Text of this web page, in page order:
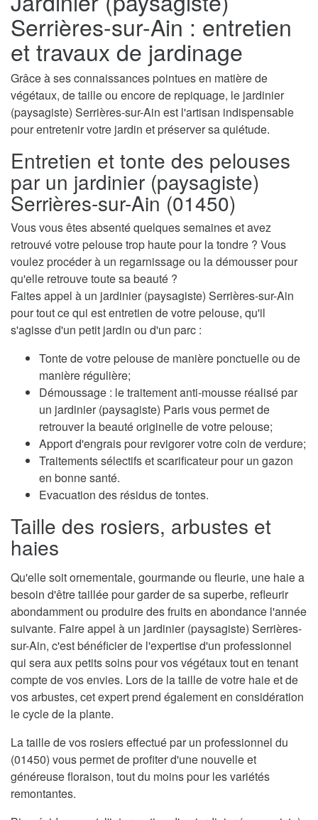
Serrières-sur-Ain : entretien
et travaux de jardinage
Grâce à ses connaissances pointues en matière de
végétaux, de taille ou encore de repiquage, le jardinier
(paysagiste) Serrières-sur-Ain est l'artisan indispensable
pour entretenir votre jardin et préserver sa quiétude.
Entretien et tonte des pelouses
par un jardinier (paysagiste)
Serrières-sur-Ain (01450)
Vous vous êtes absenté quelques semaines et avez
retrouvé votre pelouse trop haute pour la tondre ? Vous
voulez procéder à un regarnissage ou la démousser pour
qu'elle retrouve toute sa beauté ?
Faites appel à un jardinier (paysagiste) Serrières-sur-Ain
pour tout ce qui est entretien de votre pelouse, qu'il
s'agisse d'un petit jardin ou d'un parc :
Tonte de votre pelouse de manière ponctuelle ou de
manière régulière;
Démoussage : le traitement anti-mousse réalisé par
un jardinier (paysagiste) Paris vous permet de
retrouver la beauté originelle de votre pelouse;
Apport d'engrais pour revigorer votre coin de verdure;
Traitements sélectifs et scarificateur pour un gazon
en bonne santé.
Evacuation des résidus de tontes.
Taille des rosiers, arbustes et
haies
Qu'elle soit ornementale, gourmande ou fleurie, une haie a
besoin d'être taillée pour garder de sa superbe, refleurir
abondamment ou produire des fruits en abondance l'année
suivante. Faire appel à un jardinier (paysagiste) Serrières-
sur-Ain, c'est bénéficier de l'expertise d'un professionnel
qui sera aux petits soins pour vos végétaux tout en tenant
compte de vos envies. Lors de la taille de votre haie et de
vos arbustes, cet expert prend également en considération
le cycle de la plante.
La taille de vos rosiers effectué par un professionnel du
(01450) vous permet de profiter d'une nouvelle et
généreuse floraison, tout du moins pour les variétés
remontantes.